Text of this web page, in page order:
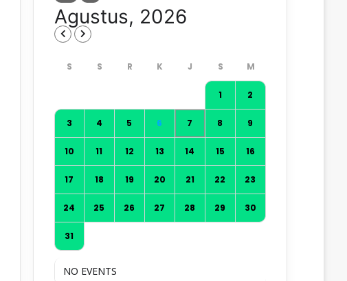
Agustus, 2026
1 2
3 4 5 6 7 8 9
10 11 12 13 14 15 16
17 18 19 20 21 22 23
24 25 26 27 28 29 30
31
NO EVENTS